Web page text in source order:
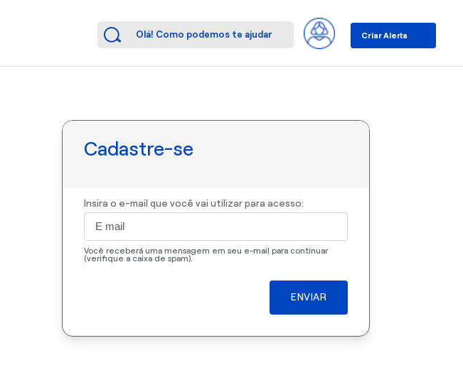
Criar Alerta
Cadastre-se
Insira o e-mail que você vai utilizar para acesso:
Você receberá uma mensagem em seu e-mail para continuar
(verifique a caixa de spam).